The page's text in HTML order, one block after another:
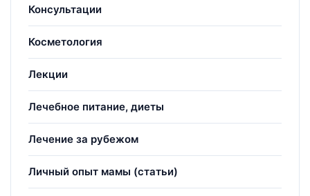
Консультации
Косметология
Лекции
Лечебное питание, диеты
Лечение за рубежом
Личный опыт мамы (статьи)